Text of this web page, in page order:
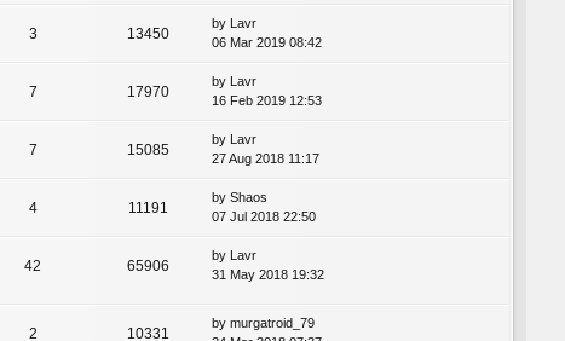
3 13450
by Lavr
06 Mar 2019 08:42
7 17970
by Lavr
16 Feb 2019 12:53
7 15085
by Lavr
27 Aug 2018 11:17
4 11191
by Shaos
07 Jul 2018 22:50
42 65906
by Lavr
31 May 2018 19:32
2 10331
by murgatroid_79